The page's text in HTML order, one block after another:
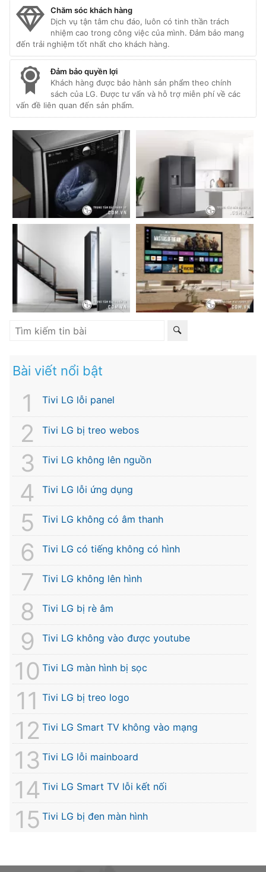
Chăm sóc khách hàng
Dịch vụ tận tâm chu đáo, luôn có tinh thần trách
nhiệm cao trong công việc của mình. Đảm bảo mang
đến trải nghiệm tốt nhất cho khách hàng.
Đảm bảo quyền lợi
Khách hàng được bảo hành sản phẩm theo chính
sách của LG. Được tư vấn và hỗ trợ miễn phí về các
vấn đề liên quan đến sản phẩm.
Bài viết nổi bật
Tivi LG lỗi panel
Tivi LG bị treo webos
Tivi LG không lên nguồn
Tivi LG lỗi ứng dụng
Tivi LG không có âm thanh
Tivi LG có tiếng không có hình
Tivi LG không lên hình
Tivi LG bị rè âm
Tivi LG không vào được youtube
Tivi LG màn hình bị sọc
Tivi LG bị treo logo
Tivi LG Smart TV không vào mạng
Tivi LG lỗi mainboard
Tivi LG Smart TV lỗi kết nối
Tivi LG bị đen màn hình